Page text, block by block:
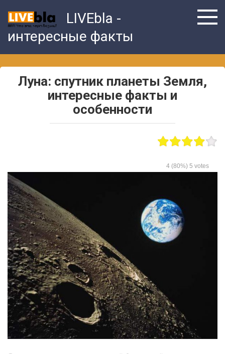
content
LIVEbla -
интересные факты
Луна: спутник планеты Земля,
интересные факты и
особенности
4(80%) 5 votes